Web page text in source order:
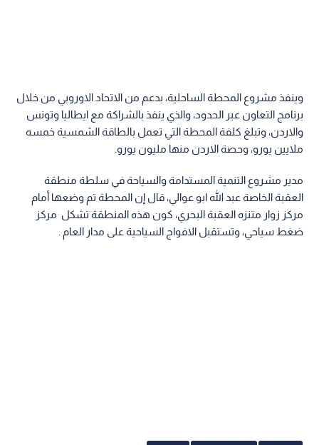
وينفذ مشروع المحطة الساحلية، بدعم من الاتحاد الاوروبي من خلال
برنامج التعاون عبر الحدود، والذي ينفذ بالشراكة مع ايطاليا وتونس
والاردن، وتبلغ كلفة المحطة التي تعمل بالطاقة الشمسية خمسه
ملايين يورو، وحصة الاردن منها مليون يورو.
مدير مشروع التنمية المستدامة والسياحة في سلطة منطقة
العقبة الخاصة عبد الله ابو عوالي، قال إن المحطة تم وضعها أمام
مركز زوار متنزه العقبة البحري، كون هذه المنطقة تشكل مركز
ضغط سياحي، وتستقبل الافواج السياحية على مدار العام .